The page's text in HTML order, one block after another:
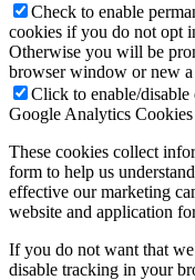
Check to enable
cookies if you do not opt
Otherwise you will be
browser window or new a
Click to enable/disable
Google Analytics Cookies
These cookies collect
form to help us
effective our marketing
website and application
If you do not want that
disable tracking in your